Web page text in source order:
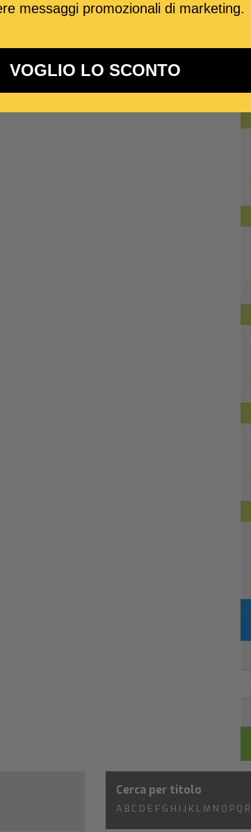
Cerca per titolo
A B C D E F G H I J K L M N O P Q R
messaggi promozionali di marketing.
VOGLIO LO SCONTO